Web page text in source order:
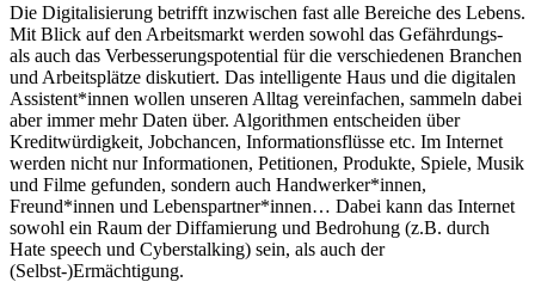
Die Digitalisierung betrifft inzwischen fast alle Bereiche des Lebens.
Mit Blick auf den Arbeitsmarkt werden sowohl das Gefährdungs-
als auch das Verbesserungspotential für die verschiedenen Branchen
und Arbeitsplätze diskutiert. Das intelligente Haus und die digitalen
Assistent*innen wollen unseren Alltag vereinfachen, sammeln dabei
aber immer mehr Daten über. Algorithmen entscheiden über
Kreditwürdigkeit, Jobchancen, Informationsflüsse etc. Im Internet
werden nicht nur Informationen, Petitionen, Produkte, Spiele, Musik
und Filme gefunden, sondern auch Handwerker*innen,
Freund*innen und Lebenspartner*innen… Dabei kann das Internet
sowohl ein Raum der Diffamierung und Bedrohung (z.B. durch
Hate speech und Cyberstalking) sein, als auch der
(Selbst-)Ermächtigung.